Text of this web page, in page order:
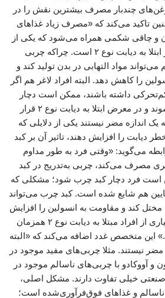
چندبار مصرف بیشترین نقش را در
تاکید می‌کند که «مصرف زیاد غذاهای
و چاقی شکمی همراه می‌شود که یکی از
مهم‌ترین عوامل خطر ابتلا به دیابت نوع ۲ است. چراکه چربی
مواد التهابی در بدن تولید کند و
را کاهش دهد. البته افراد لاغر هم اگر
داشته باشند، ممکن است دچار
مقاومت به انسولین شوند و در معرض ابتلا به دیابت نوع ۲ قرار
یک اندازه مضر نیستند یکی از دلایلی که
دیابت را افزایش دهند، تاثیر آن بر کبد
می‌گوید: «وقتی فرد به‌ طور مداوم
مصرف می‌کند، چربی به‌تدریج در کبد
است فرد دچار کبد چرب شود؛ مشکلی که
هم شایع شده است. کبد چرب می‌تواند
کند و مقاومت به انسولین را افزایش
دهد. به همین دلیل، بسیاری از افراد مبتلا به دیابت نوع ۲ همزمان
این متخصص غدد اضافه می‌کند که «البته
نیستند. مثلا چربی‌های مفید موجود در
و آووکادو با چربی‌های ناسالم موجود در
خیلی تفاوت دارند. مشکل اصلی،
و غذاهای فوق‌فرآوری‌شده است؛